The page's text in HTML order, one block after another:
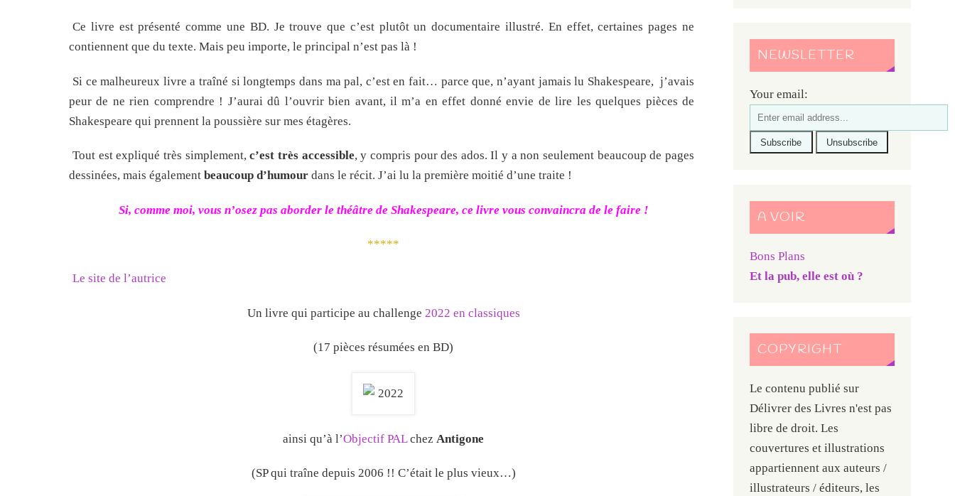
Ce livre est présenté comme une BD. Je trouve que c’est plutôt un documentaire illustré. En effet, certaines pages ne
contiennent que du texte. Mais peu importe, le principal n’est pas là !
Si ce malheureux livre a traîné si longtemps dans ma pal, c’est en fait… parce que, n’ayant jamais lu Shakespeare, j’avais
peur de ne rien comprendre ! J’aurai dû l’ouvrir bien avant, il m’a en effet donné envie de lire les quelques pièces de
Shakespeare qui prennent la poussière sur mes étagères.
Tout est expliqué très simplement,c’est très accessible, y compris pour des ados. Il y a non seulement beaucoup de pages
dessinées, mais également beaucoup d’humour dans le récit. J’ai lu la première moitié d’une traite !
Si, comme moi, vous n’osez pas aborder le théâtre de Shakespeare, ce livre vous convaincra de le faire !
*****
Le site de l’autrice
Un livre qui participe au challenge 2022 en classiques
(17 pièces résumées en BD)
ainsi qu’à l’Objectif PALchez Antigone
(SP qui traîne depuis 2006 !! C’était le plus vieux…)
NEWSLETTER
Your email:
A VOIR
Bons Plans
Et la pub, elle est où ?
COPYRIGHT
Le contenu publié sur
Délivrer des Livres n'est pas
libre de droit. Les
couvertures et illustrations
appartiennent aux auteurs /
illustrateurs / éditeurs, les